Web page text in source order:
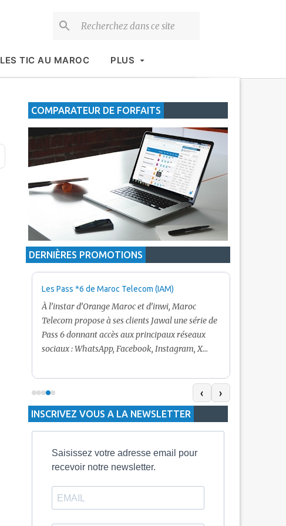
LES TIC AU MAROC PLUS
COMPARATEUR DE FORFAITS
DERNIÈRES PROMOTIONS
Les Pass *6 de Maroc Telecom (IAM)
À l’instar d’Orange Maroc et d’inwi, Maroc
Telecom propose à ses clients Jawal une série de
Pass 6 donnant accès aux principaux réseaux
sociaux : WhatsApp, Facebook, Instagram, X
5 Dh inclut 100 Mo, le Pass 10 Dh offre 400 Mo,
tandis que les formules à 20 Dh et 30 Dh
proposent respectivement 1 Go et 2 Go. Les
durées de validité sont de 3 jours pour
‹ ›
INSCRIVEZ VOUS A LA NEWSLETTER
Saisissez votre adresse email pour
recevoir notre newsletter.